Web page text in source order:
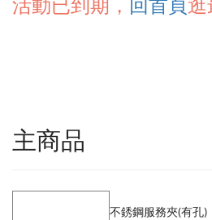
主商品
不銹鋼服務夾(有孔)